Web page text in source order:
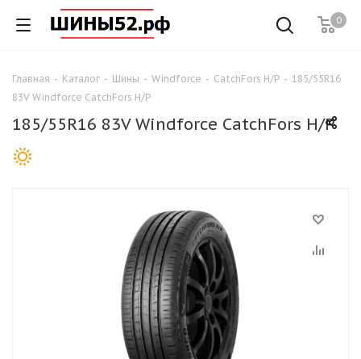
0
Главная - Каталог - Шины - Windforce - CatchFors H/P - 185/55R16
83V Windforce CatchFors H/P
185/55R16 83V Windforce CatchFors H/P